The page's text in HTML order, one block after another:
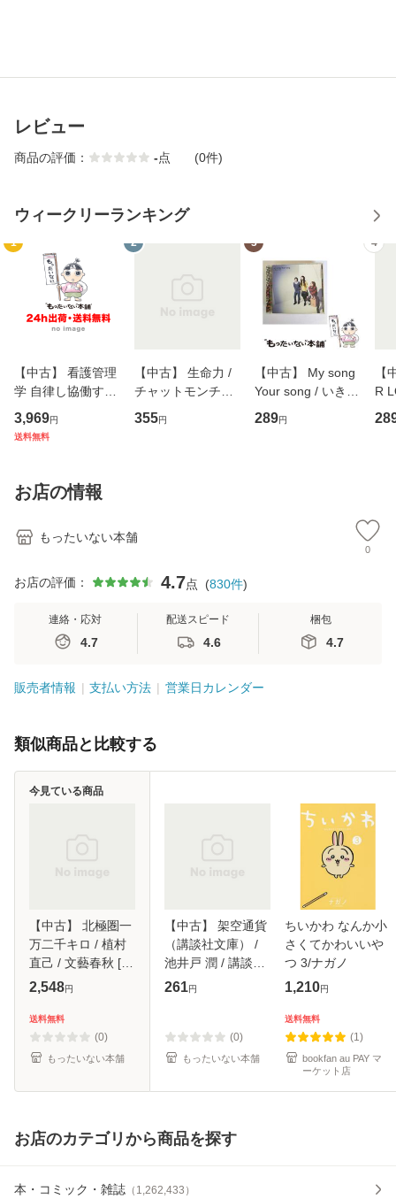
レビュー
商品の評価： -点 (0件)
ウィークリーランキング
1
【中古】 看護管理
学 自律し協働する
専門職の看護マネ
ジメントスキル 改
恵 藤本幸三 / 南江
堂 [単行
3,969円
送料無料
2
【中古】 生命力 /
チャットモンチー /
キューンレコード
[CD]【メール便送
355円
3
【中古】 My song
Your song / いきも
のがかり / [CD]
【メール便送料無
289円
4
【
R
産
お店の情報
もったいない本舗
0
お店の評価： 4.7点 (830件)
連絡・応対
4.7
配送スピード
4.6
梱包
4.7
販売者情報 支払い方法 営業日カレンダー
類似商品と比較する
【中古】 北極圏一
万二千キロ / 植村
直己 / 文藝春秋 [単
行本]【メール便送
2,548円
送料無料
(0)
もったいない本舗
今見ている商品
【中古】 架空通貨
（講談社文庫） /
池井戸 潤 / 講談社
[文庫]【メール便送
261円
(0)
もったいない本舗
ちいかわ なんか小
さくてかわいいや
つ 3/ナガノ
1,210円
送料無料
(1)
bookfan au PAY マ
ーケット店
お店のカテゴリから商品を探す
本・コミック・雑誌 （ 1,262,433 ）